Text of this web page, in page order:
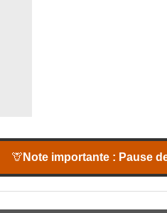
🦒 Note importante : Pause